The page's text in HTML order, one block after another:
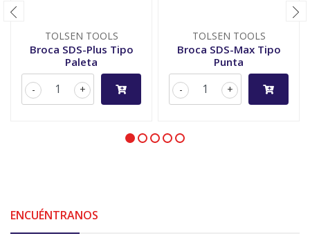
TOLSEN TOOLS
Broca SDS-Plus Tipo
Paleta
+
-
TOLSEN TOOLS
Broca SDS-Max Tipo
Punta
+
-
ENCUÉNTRANOS